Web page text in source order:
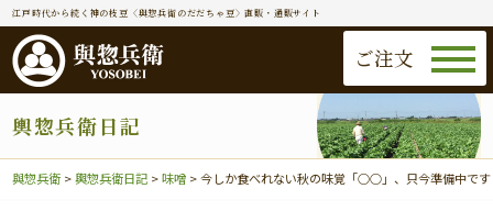
江戸時代から続く神の枝豆〈與惣兵衛のだだちゃ豆〉直販・通販サイト
ご注文
輿惣兵衛日記
與惣兵衛 >輿惣兵衛日記 >味噌 >今しか食べれない秋の味覚「○○」、只今準備中で